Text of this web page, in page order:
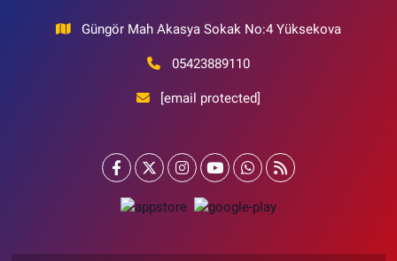
Güngör Mah Akasya Sokak No:4 Yüksekova
05423889110
[email protected]